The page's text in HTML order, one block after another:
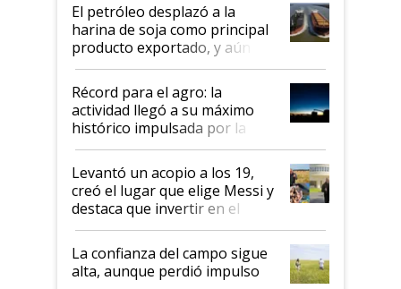
El petróleo desplazó a la
harina de soja como principal
producto exportado, y aún así
el agro aportó casi seis de cada
diez dólares y sostuvo el
liderazgo en un semestre
récord
Récord para el agro: la
actividad llegó a su máximo
histórico impulsada por la
cosecha y las exportaciones
Levantó un acopio a los 19,
creó el lugar que elige Messi y
destaca que invertir en el
kirchnerismo era como "darle
plata a un hijo para droga":
Juan Félix Rossetti, el libertario
que de una dura crisis salió
La confianza del campo sigue
alta, aunque perdió impulso